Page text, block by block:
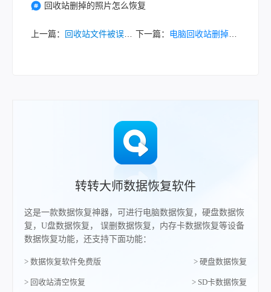
回收站删掉的照片怎么恢复
上一篇： 回收站文件被误删了该怎么恢复？3种回收站文件恢复方法分享 下一篇： 电脑回收站删掉的软件怎么恢复？这3种数据恢复方法必须要知道！
转转大师数据恢复软件
这是一款数据恢复神器，可进行电脑数据恢复，硬盘数据恢
复，U盘数据恢复， 误删数据恢复，内存卡数据恢复等设备
数据恢复功能，还支持下面功能：
> 数据恢复软件免费版 > 硬盘数据恢复
> 回收站清空恢复 > SD卡数据恢复